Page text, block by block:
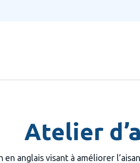
Atelier
anglais visant à améliorer